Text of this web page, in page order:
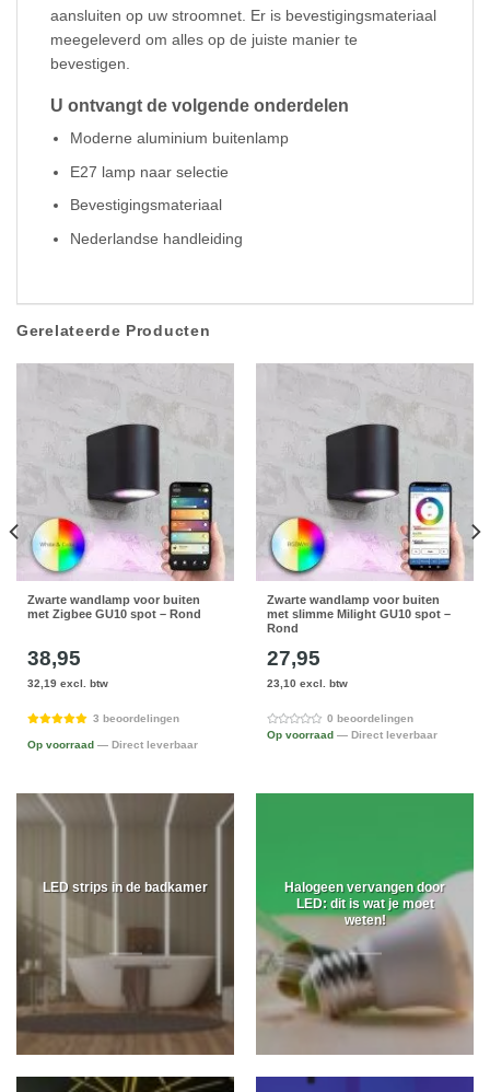
aansluiten op uw stroomnet. Er is bevestigingsmateriaal
meegeleverd om alles op de juiste manier te
bevestigen.
U ontvangt de volgende onderdelen
Moderne aluminium buitenlamp
E27 lamp naar selectie
Bevestigingsmateriaal
Nederlandse handleiding
Gerelateerde Producten
Zwarte wandlamp voor buiten
met Zigbee GU10 spot – Rond
38,95
32,19 excl. btw
3 beoordelingen
Op voorraad — Direct leverbaar
Zwarte wandlamp voor buiten
met slimme Milight GU10 spot –
Rond
27,95
23,10 excl. btw
0 beoordelingen
Op voorraad — Direct leverbaar
LED strips in de badkamer
Halogeen vervangen door
LED: dit is wat je moet
weten!